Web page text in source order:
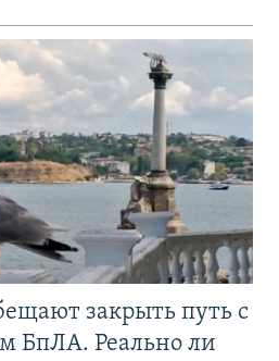
закрыть путь с
БпЛА. Реально ли